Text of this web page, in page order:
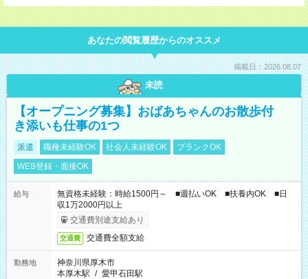
あなたの閲覧履歴からのオススメ
掲載日：2026.08.07
未読
【オープニング募集】おばあちゃんのお散歩付
き添いも仕事の1つ
派遣 職種未経験OK 社会人未経験OK
ブランクOK
WEB登録・面接OK
給与
無資格未経験：時給1500円～ ■週払いOK ■扶養内OK ■日
収1万2000円以上
交通費別途支給あり
交通費 交通費全額支給
勤務地
神奈川県厚木市
本厚木駅 / 愛甲石田駅